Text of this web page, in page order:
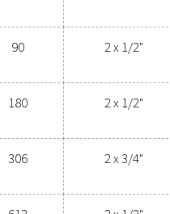
onze experts in